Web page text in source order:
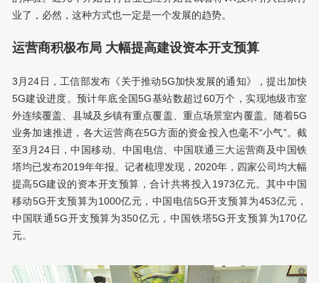
业了，必然，这种方式也一定是一个发展的趋势。
运营商积极布局 大幅提高建设资本开支预算
3月24日，工信部发布《关于推动5G加快发展的通知》，提出加快
5G建设进度。预计年底全国5G基站数超过60万个，实现地级市室
外连续覆盖、县城及乡镇有重点覆盖、重点场景室内覆盖。随着5G
业务加速推进，各大运营商在5G方面的资金投入也毫不“小气”。截
至3月24日，中国移动、中国电信、中国联通三大运营商及中国铁
塔均已发布2019年年报。记者梳理发现，2020年，四家公司均大幅
提高5G建设的资本开支预算，合计共将投入1973亿元。其中中国
移动5G开支预算为1000亿元，中国电信5G开支预算为453亿元，
中国联通5G开支预算为350亿元，中国铁塔5G开支预算为170亿
元。